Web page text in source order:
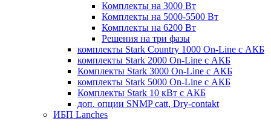
Комплекты на 3000 Вт
Комплекты на 5000-5500 Вт
Комплекты на 6200 Вт
Решения на три фазы
комплекты Stark Country 1000 On-Line с АКБ
комплекты Stark 2000 On-Line с АКБ
Комплекты Stark 3000 On-Line с АКБ
комплекты Stark 5000 On-Line с АКБ
Комплекты Stark 10 кВт с АКБ
доп. опции SNMP catt, Dry-contakt
ИБП Lanches